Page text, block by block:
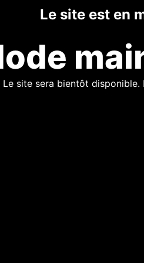
Le site est en
Le site sera bientôt